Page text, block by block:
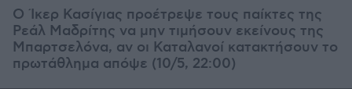
Ο Ίκερ Κασίγιας προέτρεψε τους παίκτες της
Ρεάλ Μαδρίτης να μην τιμήσουν εκείνους της
Μπαρτσελόνα, αν οι Καταλανοί κατακτήσουν το
πρωτάθλημα απόψε (10/5, 22:00)